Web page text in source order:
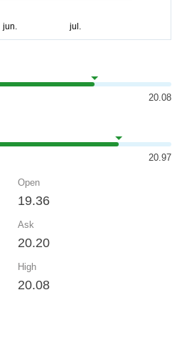
20.08
20.97
Open
19.36
Ask
20.20
High
20.08